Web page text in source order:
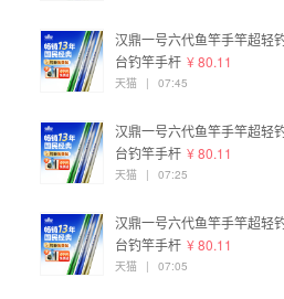
汉鼎一号六代鱼竿手竿超轻
台钓竿手杆 ¥ 80.11
天猫 | 07:45
汉鼎一号六代鱼竿手竿超轻
台钓竿手杆 ¥ 80.11
天猫 | 07:25
汉鼎一号六代鱼竿手竿超轻
台钓竿手杆 ¥ 80.11
天猫 | 07:05